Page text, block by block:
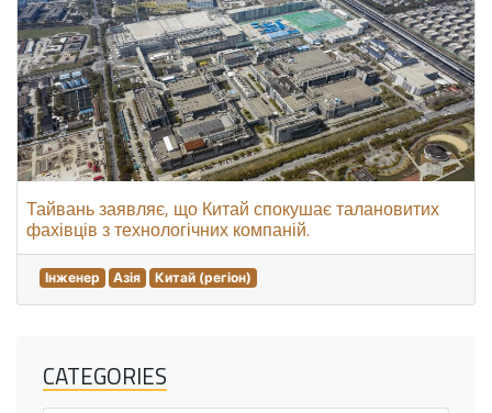
Тайвань заявляє, що Китай спокушає талановитих
фахівців з технологічних компаній.
Інженер Азія Китай (регіон)
CATEGORIES